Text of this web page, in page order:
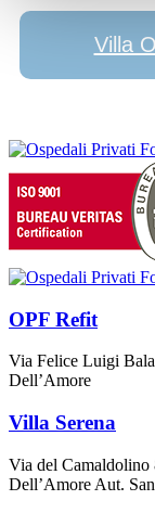
Villa
OPF Refit
Via Felice Luigi
Dell’Amore
Villa Serena
Via del
Dell’Amore Aut.